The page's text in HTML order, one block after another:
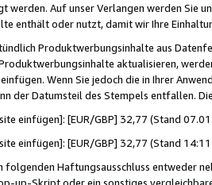
werden. Auf unser Verlangen werden Sie
enthält oder nutzt, damit wir Ihre
Produktwerbungsinhalte aus
aktualisieren,
Wenn Sie jedoch die in Ihrer
der Datumsteil des Stempels entfallen.
einfügen]: [EUR/GBP] 32,77 (Stand
einfügen]: [EUR/GBP] 32,77 (Stand
folgenden Haftungsausschluss entweder
up-Skript oder ein sonstiges